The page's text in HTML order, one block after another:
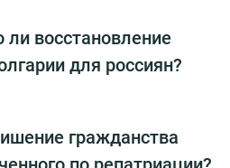
восстановление
для россиян?
гражданства